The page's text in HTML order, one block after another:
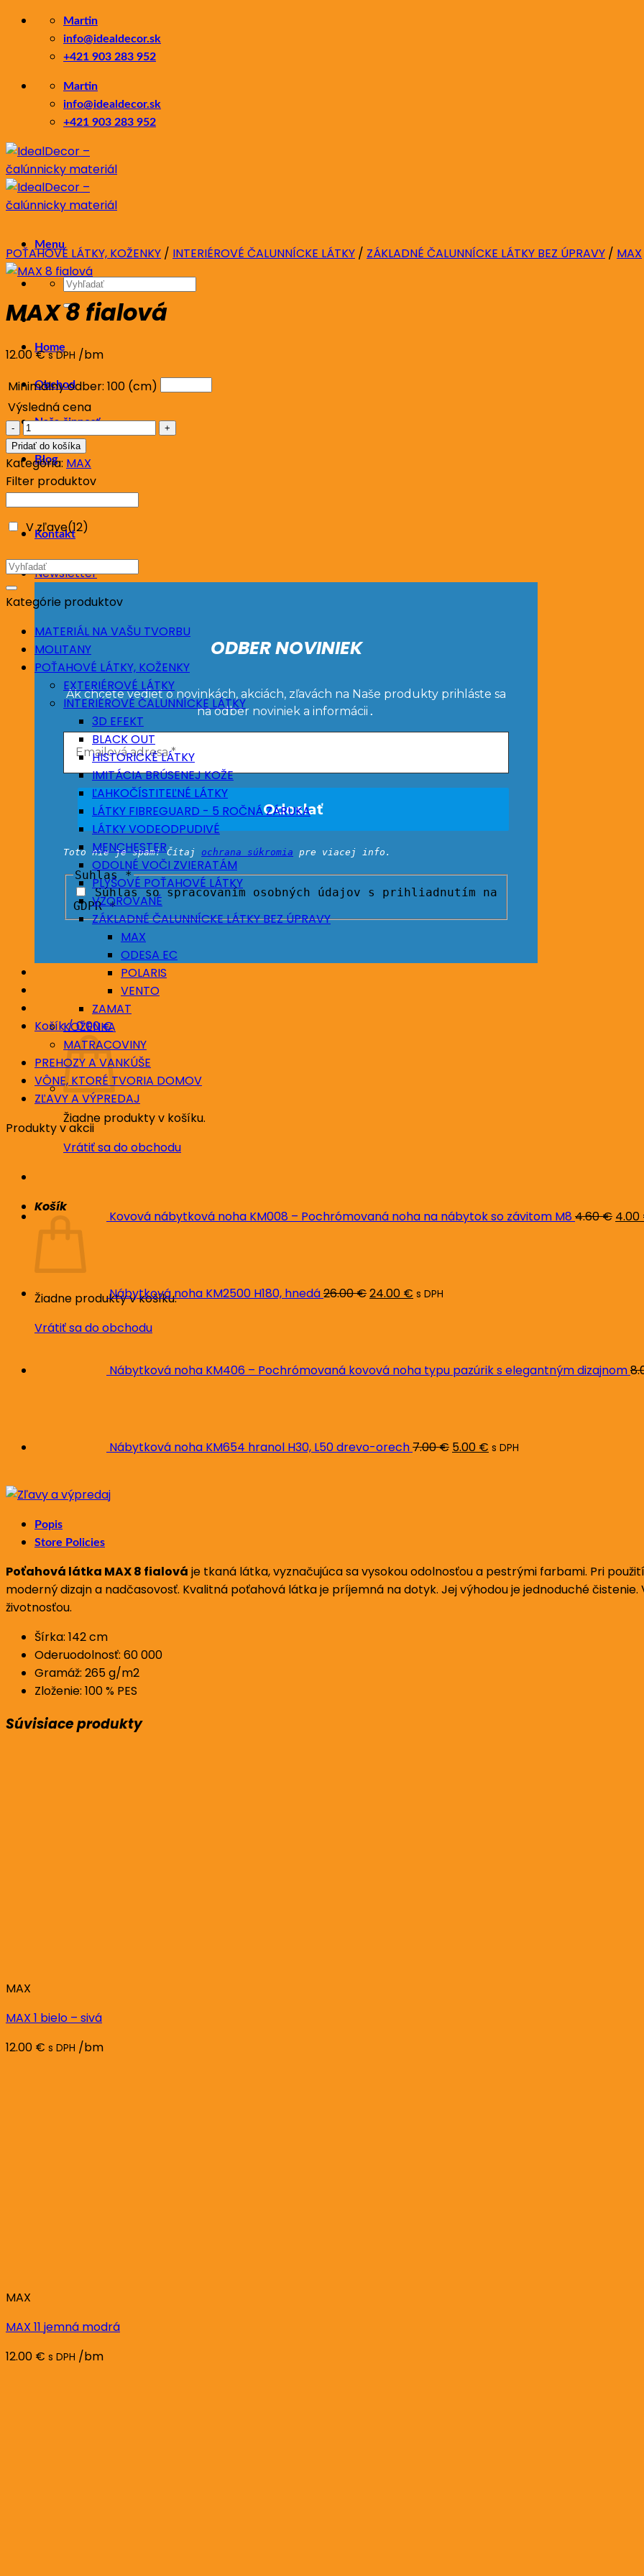
Skip
content
Martin
info@idealdecor.sk
+421 903 283 952
Martin
info@idealdecor.sk
+421 903 283 952
Menu
Hľadať:
Home
Obchod
Naša činnosť
Blog
O nás
Kontakt
Newsletter
ODBER NOVINIEK
Ak chcete vedieť o novinkách, akciách, zľavách na Naše produkty prihláste sa
na odber noviniek a informácii .
Toto nie je spam! Čítaj ochrana súkromia pre viacej info.
Suhlas*
Súhlas so spracovaním osobných údajov s prihliadnutím na
GDPR *
Košík /0.00€
Žiadne produkty v košíku.
Vrátiť sa do obchodu
Košík
Žiadne produkty v košíku.
Vrátiť sa do obchodu
POŤAHOVÉ LÁTKY, KOŽENKY / INTERIÉROVÉ ČALUNNÍCKE LÁTKY / ZÁKLADNÉ ČALUNNÍCKE LÁTKY BEZ ÚPRAVY / MAX
MAX 8 fialová
12.00€ s DPH /bm
Minimálny odber: 100 (cm)
Výsledná cena
množstvo
MAX
8
fialová
Pridať do košíka
Kategória: MAX
Filter produktov
V zľave(12)
Hľadať:
Kategórie produktov
MATERIÁL NA VAŠU TVORBU
MOLITANY
POŤAHOVÉ LÁTKY, KOŽENKY
EXTERIÉROVÉ LÁTKY
INTERIÉROVÉ ČALUNNÍCKE LÁTKY
3D EFEKT
BLACK OUT
HISTORICKÉ LÁTKY
IMITÁCIA BRÚSENEJ KOŽE
ĽAHKOČÍSTITEĽNÉ LÁTKY
LÁTKY FIBREGUARD - 5 ROČNÁ ZÁRUKA
LÁTKY VODEODPUDIVÉ
MENCHESTER
ODOLNÉ VOČI ZVIERATÁM
PLYŠOVÉ POŤAHOVÉ LÁTKY
VZOROVANÉ
ZÁKLADNÉ ČALUNNÍCKE LÁTKY BEZ ÚPRAVY
MAX
ODESA EC
POLARIS
VENTO
ZAMAT
KOŽENKA
MATRACOVINY
PREHOZY A VANKÚŠE
VÔNE, KTORÉ TVORIA DOMOV
ZĽAVY A VÝPREDAJ
Produkty v akcii
Kovová nábytková noha KM008 – Pochrómovaná noha na nábytok so závitom M84.60€ 4.60
4.00
Nábytková noha KM2500 H180, hnedá26.00€26.00 €.
24.00 € 24.00 €.
s DPH
Nábytková noha KM406 – Pochrómovaná kovová noha typu pazúrik s elegantným dizajnom
Nábytková noha KM654 hranol H30, L50 drevo-orech7.00€ 7.00 €.
5.00 € 5.00 €.
s DPH
Popis
Store Policies
Poťahová látka MAX 8 fialová je tkaná látka, vyznačujúca sa vysokou odolnosťou a pestrými farbami. Pri
moderný dizajn a nadčasovosť. Kvalitná poťahová látka je príjemná na dotyk. Jej výhodou je jednoduché
životnosťou.
Šírka: 142 cm
Oderuodolnosť: 60 000
Gramáž: 265 g/m2
Zloženie: 100 % PES
Súvisiace produkty
MAX
MAX 1 bielo – sivá
12.00 € s DPH /bm
MAX
MAX 11 jemná modrá
12.00 € s DPH /bm